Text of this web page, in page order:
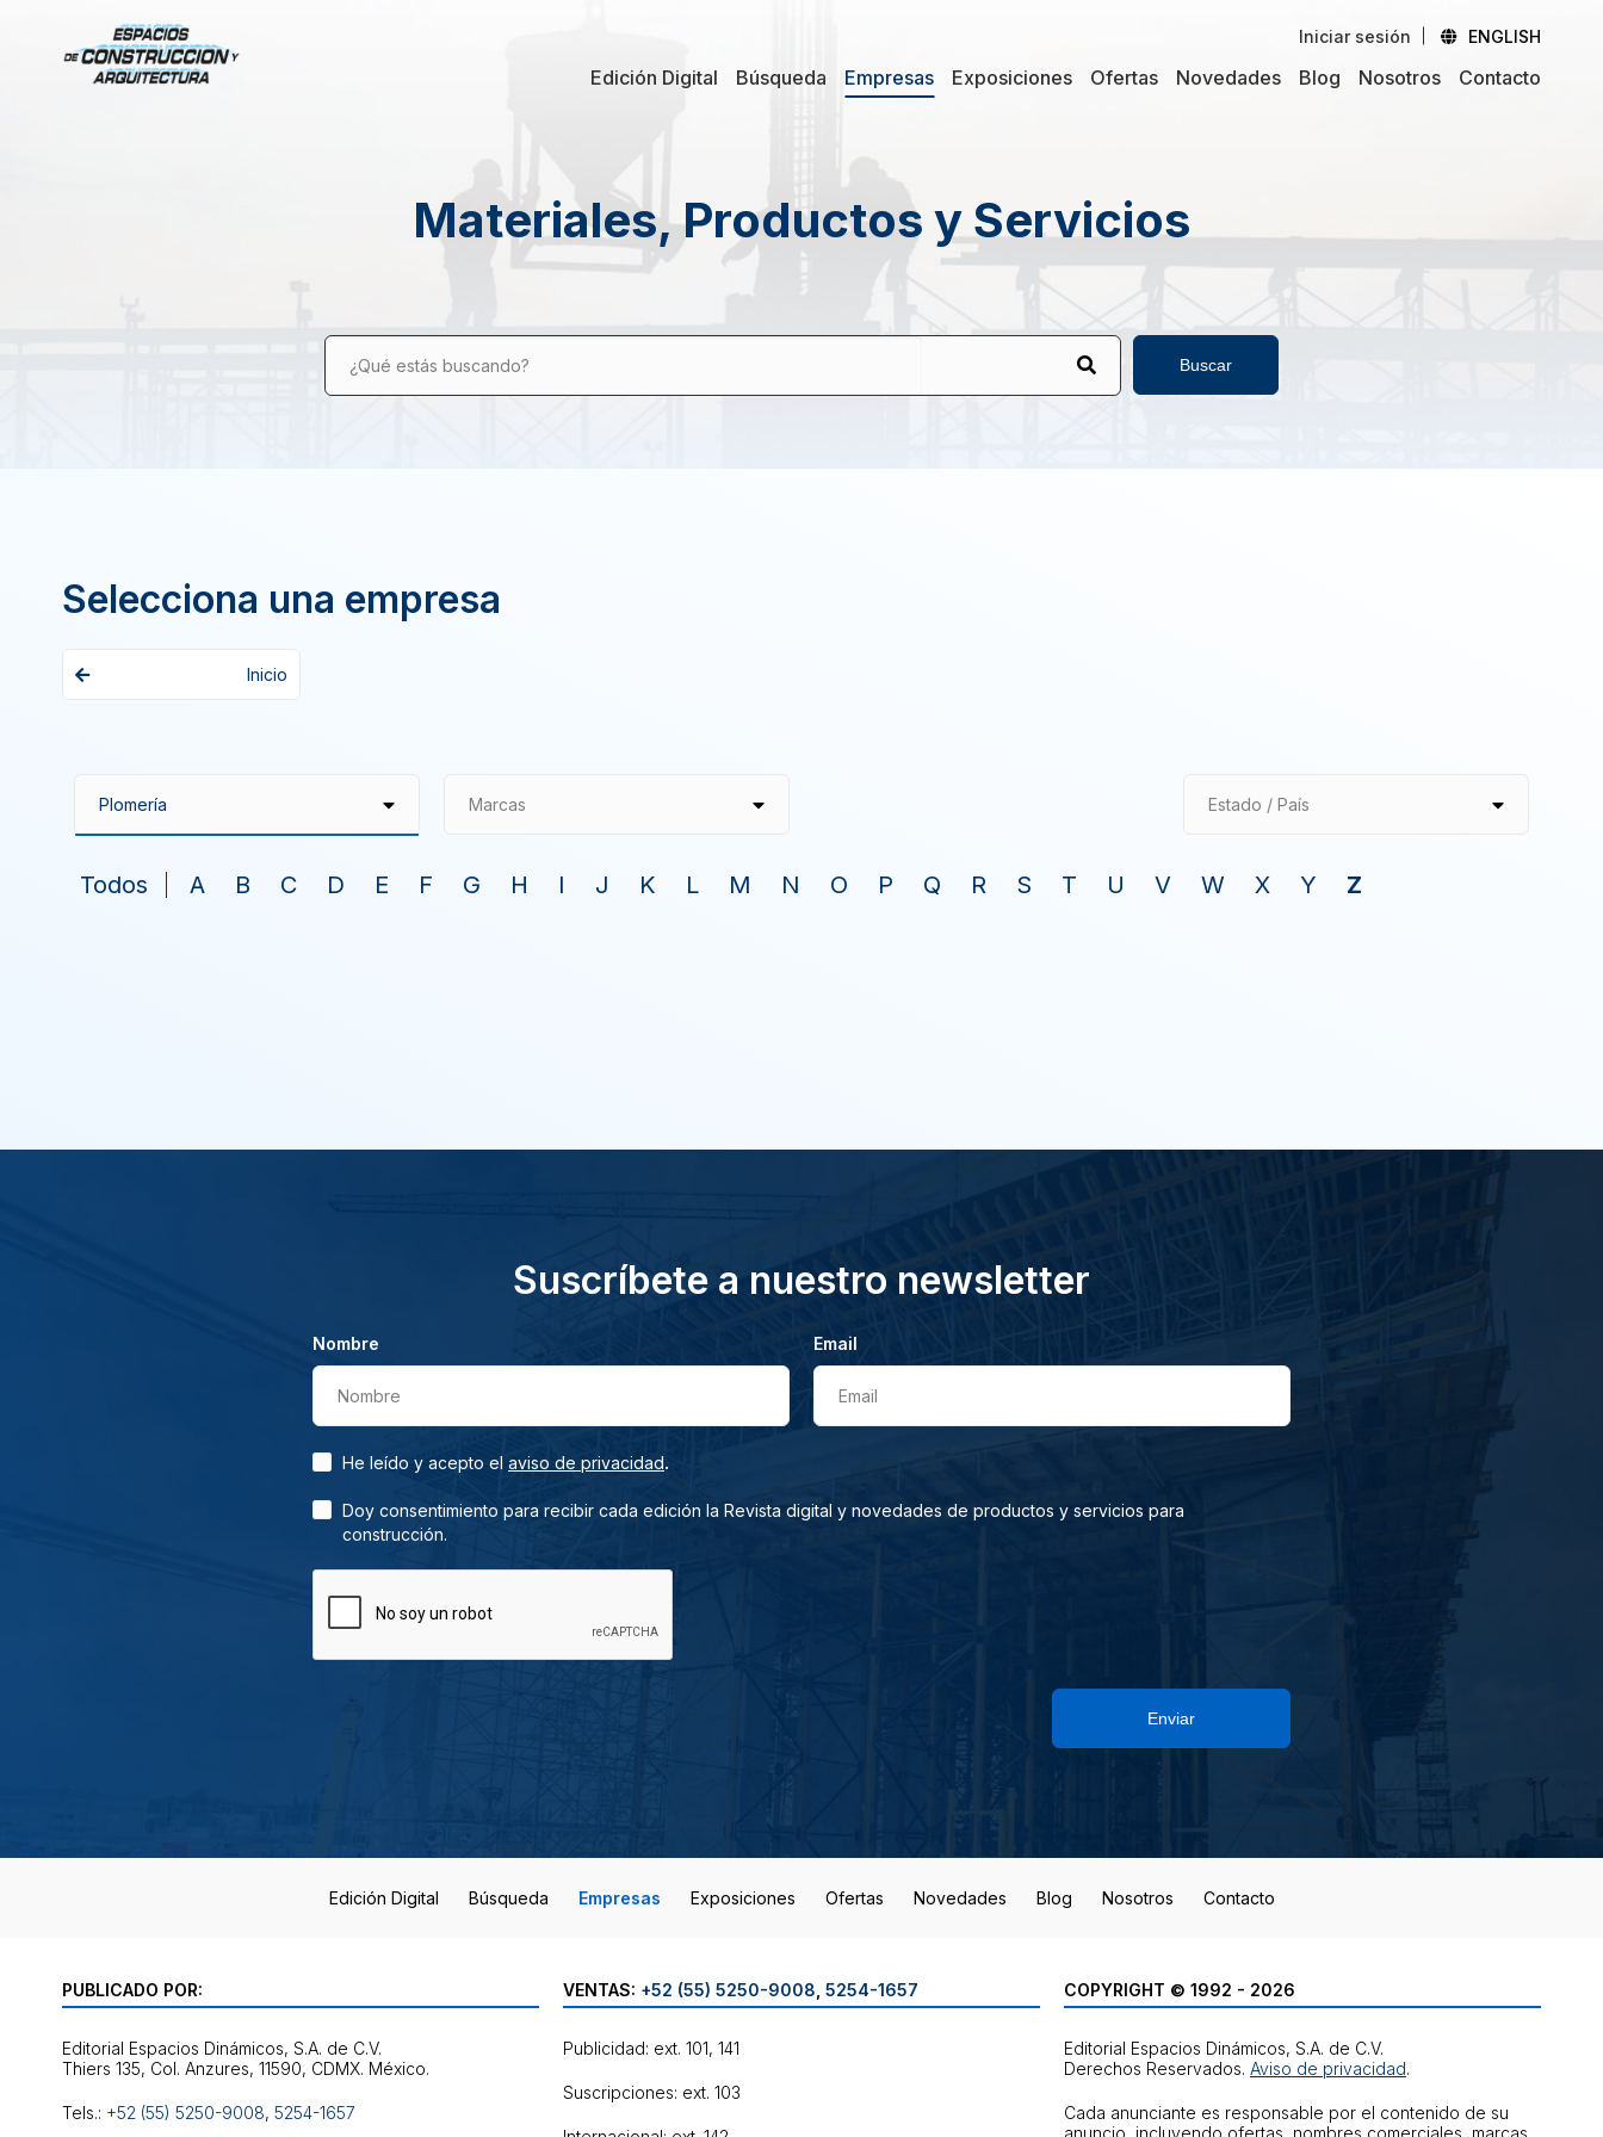
Iniciar sesión ENGLISH
Edición Digital Búsqueda Empresas Exposiciones Ofertas Novedades Blog Nosotros Contacto
Materiales, Productos y Servicios
¿Qué estás buscando? Buscar
Selecciona una empresa
Inicio
Marcas Estado / País
Todos A B C D E F G H I J K L M N O P Q R S T U V W X Y Z
Suscríbete a nuestro newsletter
Nombre
Nombre
Email
Email
He leído y acepto el aviso de privacidad.
Doy consentimiento para recibir cada edición la Revista digital y novedades de productos y servicios para
construcción.
Enviar
Edición Digital Búsqueda Empresas Exposiciones Ofertas Novedades Blog Nosotros Contacto
PUBLICADO POR:
Editorial Espacios Dinámicos, S.A. de C.V.
Tels.: +52 (55) 5250-9008, 5254-1657
VENTAS: +52 (55) 5250-9008 5254-1657
Publicidad: ext. 101, 141
Suscripciones: ext. 103
COPYRIGHT © 1992 - 2026
Editorial Espacios Dinámicos, S.A. de C.V.
Derechos Reservados. Aviso de privacidad.
Cada anunciante es responsable por el contenido de su
anuncio, incluyendo ofertas, nombres comerciales, marcas